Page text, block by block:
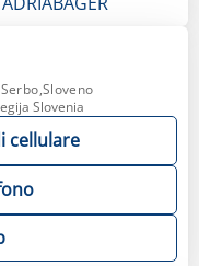
Slovenia
cellulare